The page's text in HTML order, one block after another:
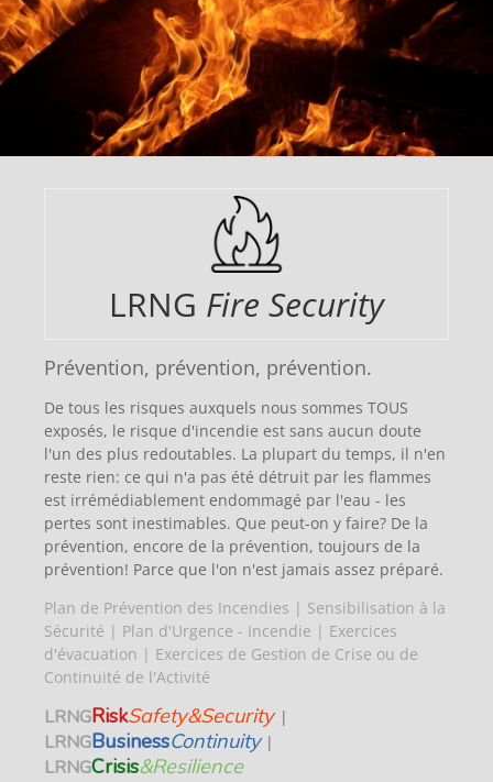
LRNG Fire Security
Prévention, prévention, prévention.
De tous les risques auxquels nous sommes TOUS
exposés, le risque d'incendie est sans aucun doute
l'un des plus redoutables. La plupart du temps, il n'en
reste rien: ce qui n'a pas été détruit par les flammes
est irrémédiablement endommagé par l'eau - les
pertes sont inestimables. Que peut-on y faire? De la
prévention, encore de la prévention, toujours de la
prévention! Parce que l'on n'est jamais assez préparé.
Plan de Prévention des Incendies | Sensibilisation à la
Sécurité | Plan d'Urgence - Incendie | Exercices
d'évacuation | Exercices de Gestion de Crise ou de
Continuité de l'Activité
LRNGRiskSafety&Security |
LRNGBusinessContinuity|
LRNGCrisis&Resilience